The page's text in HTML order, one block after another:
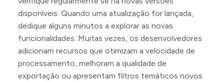
disponíveis. Quando uma atualização for lançada,
dedique alguns minutos a explorar as novas
funcionalidades. Muitas vezes, os desenvolvedores
adicionam recursos que otimizam a velocidade de
processamento, melhoram a qualidade de
exportação ou apresentam filtros temáticos novos